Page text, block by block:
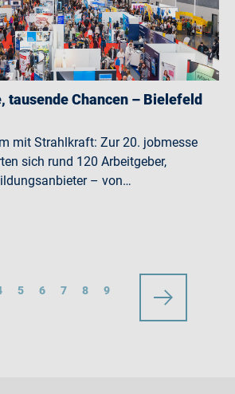
tausende Chancen – Bielefeld
mit Strahlkraft: Zur 20. jobmesse
sich rund 120 Arbeitgeber,
– von…
5 6 7 8 9